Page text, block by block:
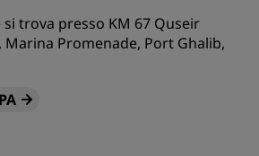
trova presso KM 67 Quseir
Marina Promenade, Port Ghalib,